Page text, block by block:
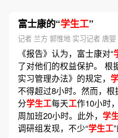
富士康的“学生工”
记者 兰方 郭惟地 实习记者 唐婴
《报告》认为，富士康对“
了对他们的权益保护。 根
实习管理办法》的规定，
不得超过8小时。然而，
分学生工每天工作10小时
周加班20小时。此外， 学
调研组发现，不少“学生工